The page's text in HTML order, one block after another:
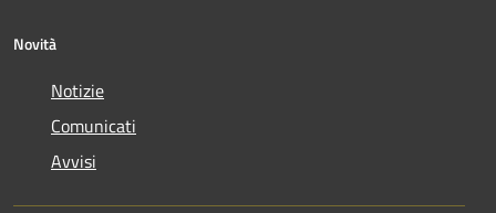
Novità
Notizie
Comunicati
Avvisi